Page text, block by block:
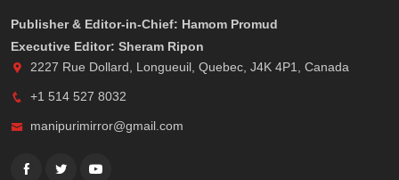
Publisher & Editor-in-Chief: Hamom Promud
Executive Editor: Sheram Ripon
2227 Rue Dollard, Longueuil, Quebec, J4K 4P1, Canada
+1 514 527 8032
manipurimirror@gmail.com